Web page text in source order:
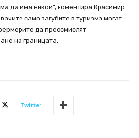
да има никой”, коментира Красимир
само загубите в туризма могат
да преосмислят
на границата.
Twitter